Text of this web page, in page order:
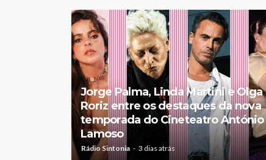
Jorge Palma, Linda Martini e Olga
Roriz entre os destaques da nova
temporada do Cineteatro António
Lamoso
Rádio Sintonia 3 dias atrás